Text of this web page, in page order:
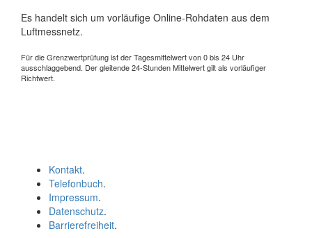
Es handelt sich um vorläufige Online-Rohdaten aus dem
Luftmessnetz.
Für die Grenzwertprüfung ist der Tagesmittelwert von 0 bis 24 Uhr
ausschlaggebend. Der gleitende 24-Stunden Mittelwert gilt als vorläufiger
Richtwert.
Kontakt.
Telefonbuch.
Impressum.
Datenschutz.
Barrierefreiheit.